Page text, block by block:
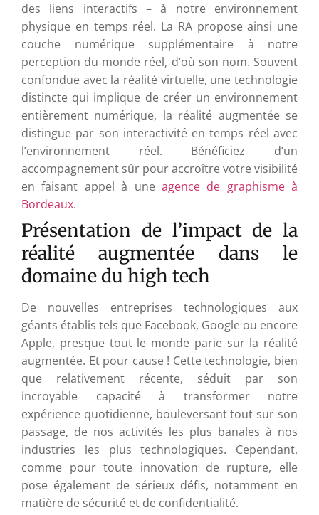
des liens interactifs – à notre environnement
physique en temps réel. La RA propose ainsi une
couche numérique supplémentaire à notre
perception du monde réel, d’où son nom. Souvent
confondue avec la réalité virtuelle, une technologie
distincte qui implique de créer un environnement
entièrement numérique, la réalité augmentée se
distingue par son interactivité en temps réel avec
l’environnement réel. Bénéficiez d’un
accompagnement sûr pour accroître votre visibilité
en faisant appel à une agence de graphisme à
Bordeaux.
Présentation de l’impact de la
réalité augmentée dans le
domaine du high tech
De nouvelles entreprises technologiques aux
géants établis tels que Facebook, Google ou encore
Apple, presque tout le monde parie sur la réalité
augmentée. Et pour cause ! Cette technologie, bien
que relativement récente, séduit par son
incroyable capacité à transformer notre
expérience quotidienne, bouleversant tout sur son
passage, de nos activités les plus banales à nos
industries les plus technologiques. Cependant,
comme pour toute innovation de rupture, elle
pose également de sérieux défis, notamment en
matière de sécurité et de confidentialité.